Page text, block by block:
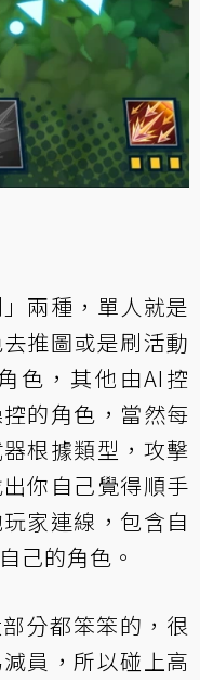
兩種，單人就是
推圖或是刷活動
色，其他由AI控
的角色，當然每
根據類型，攻擊
你自己覺得順手
家連線，包含自
己的角色。
分都笨笨的，很
員，所以碰上高